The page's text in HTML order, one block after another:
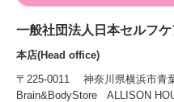
一般社団法人日本セルフ
本店(Head office)
〒225-0011 神奈川県横浜市青
Brain&BodyStore ALLISON